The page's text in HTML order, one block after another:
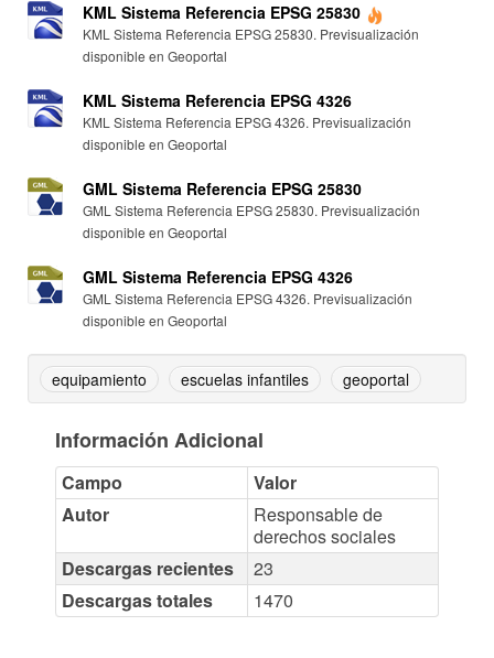
KML Sistema Referencia EPSG 25830
KML Sistema Referencia EPSG 25830. Previsualización
disponible en Geoportal
KML Sistema Referencia EPSG 4326
KML Sistema Referencia EPSG 4326. Previsualización
disponible en Geoportal
GML Sistema Referencia EPSG 25830
GML Sistema Referencia EPSG 25830. Previsualización
disponible en Geoportal
GML Sistema Referencia EPSG 4326
GML Sistema Referencia EPSG 4326. Previsualización
disponible en Geoportal
equipamiento escuelas infantiles geoportal
Información Adicional
Campo
Valor
Autor
Responsable de
derechos sociales
Descargas recientes
23
Descargas totales
1470